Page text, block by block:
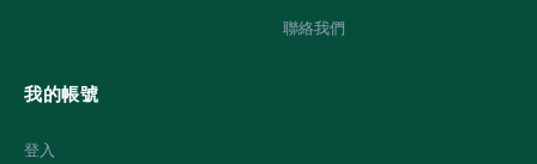
聯絡我們
我的帳號
登入